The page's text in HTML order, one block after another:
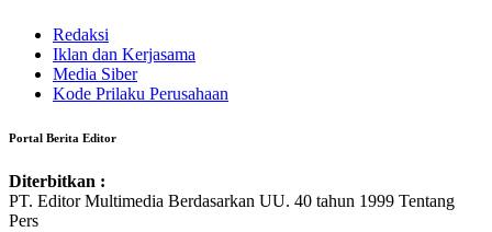
Redaksi
Iklan dan Kerjasama
Media Siber
Kode Prilaku Perusahaan
Portal Berita Editor
Diterbitkan :
PT. Editor Multimedia Berdasarkan UU. 40 tahun 1999 Tentang
Pers